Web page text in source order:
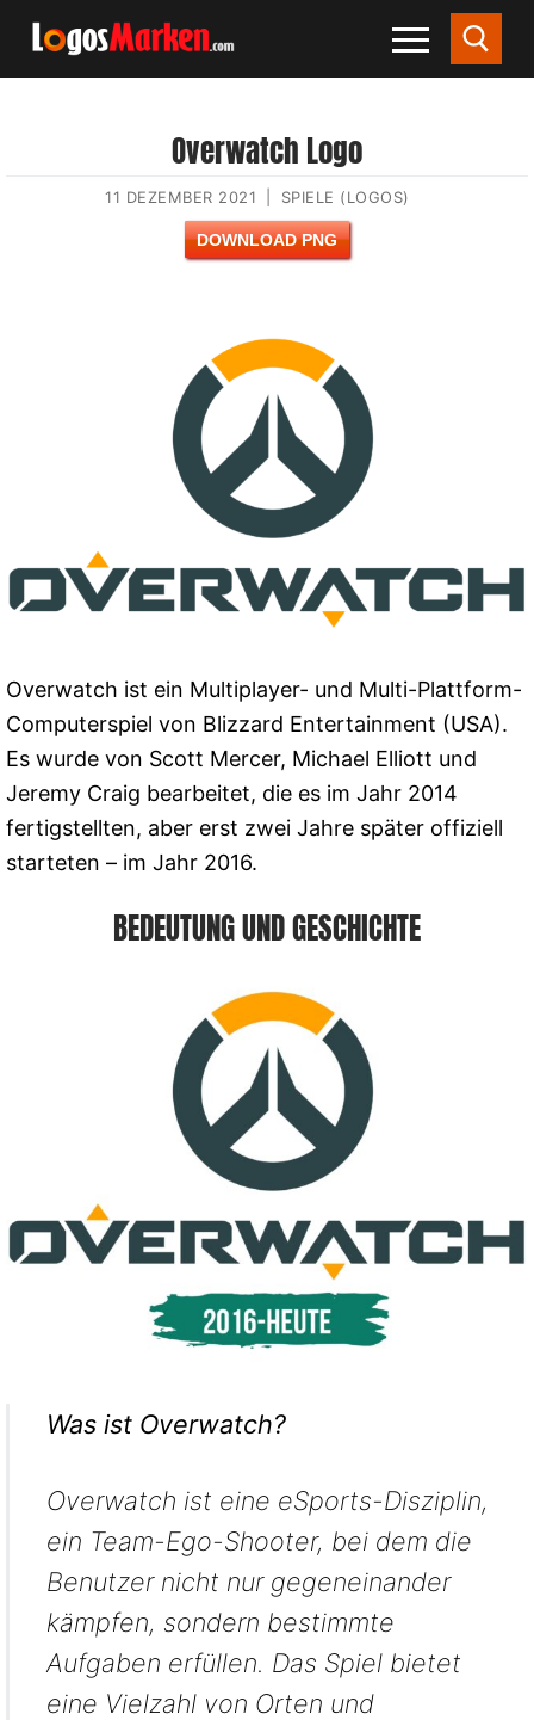
Overwatch Logo
11 DEZEMBER 2021 SPIELE (LOGOS)
DOWNLOAD PNG
Overwatch ist ein Multiplayer- und Multi-Plattform-
Computerspiel von Blizzard Entertainment (USA).
Es wurde von Scott Mercer, Michael Elliott und
Jeremy Craig bearbeitet, die es im Jahr 2014
fertigstellten, aber erst zwei Jahre später offiziell
starteten – im Jahr 2016.
BEDEUTUNG UND GESCHICHTE
Was ist Overwatch?
Overwatch ist eine eSports-Disziplin,
ein Team-Ego-Shooter, bei dem die
Benutzer nicht nur gegeneinander
kämpfen, sondern bestimmte
Aufgaben erfüllen. Das Spiel bietet
eine Vielzahl von Orten und